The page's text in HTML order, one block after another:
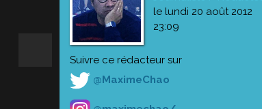
le lundi 20 août 2012
23:09
Suivre ce rédacteur sur
@MaximeChao